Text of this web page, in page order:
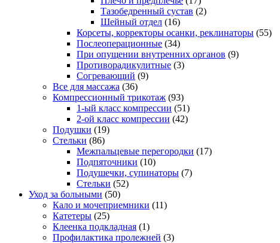
Тазобедренный сустав (2)
Шейный отдел (16)
Корсеты, корректоры осанки, реклинаторы (55)
Послеоперационные (34)
При опущении внутренних органов (9)
Противорадикулитные (3)
Согревающий (9)
Все для массажа (36)
Компрессионный трикотаж (93)
1-ый класс компрессии (51)
2-ой класс компрессии (42)
Подушки (19)
Стельки (86)
Межпальцевые перегородки (17)
Подпяточники (10)
Подушечки, супинаторы (7)
Стельки (52)
Уход за больными (50)
Кало и мочеприемники (11)
Катетеры (25)
Клеенка подкладная (1)
Профилактика пролежней (3)